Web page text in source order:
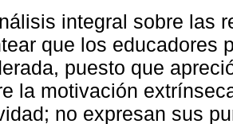
integral sobre las
que los educadores
puesto que
la motivación
no expresan sus